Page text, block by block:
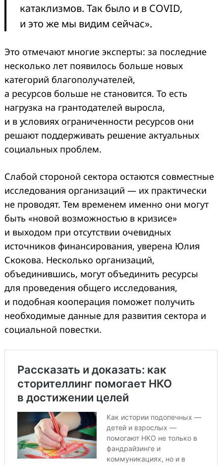
катаклизмов. Так было и в COVID,
и это же мы видим сейчас».
Это отмечают многие эксперты: за последние
несколько лет появилось больше новых
категорий благополучателей,
а ресурсов больше не становится. То есть
нагрузка на грантодателей выросла,
и в условиях ограниченности ресурсов они
решают поддерживать решение актуальных
социальных проблем.
Слабой стороной сектора остаются совместные
исследования организаций — их практически
не проводят. Тем временем именно они могут
быть «новой возможностью в кризисе»
и выходом при отсутствии очевидных
источников финансирования, уверена Юлия
Скокова. Несколько организаций,
объединившись, могут объединить ресурсы
для проведения общего исследования,
и подобная кооперация поможет получить
необходимые данные для развития сектора и
социальной повестки.